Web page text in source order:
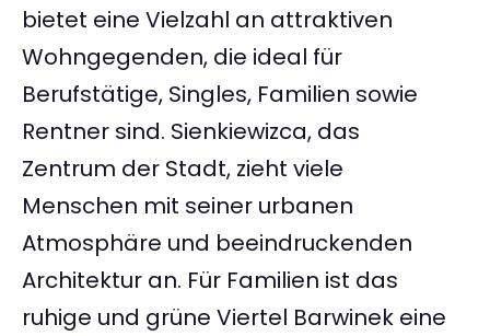
bietet eine Vielzahl an attraktiven
Wohngegenden, die ideal für
Berufstätige, Singles, Familien sowie
Rentner sind. Sienkiewizca, das
Zentrum der Stadt, zieht viele
Menschen mit seiner urbanen
Atmosphäre und beeindruckenden
Architektur an. Für Familien ist das
ruhige und grüne Viertel Barwinek eine